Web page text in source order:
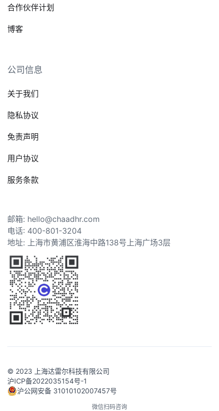
合作伙伴计划
博客
公司信息
关于我们
隐私协议
免责声明
用户协议
服务条款
邮箱: hello@chaadhr.com
电话: 400-801-3204
地址: 上海市黄浦区淮海中路138号上海广场3层
© 2023 上海达雷尔科技有限公司
沪ICP备2022035154号-1
沪公网安备 31010102007457号
微信扫码咨询